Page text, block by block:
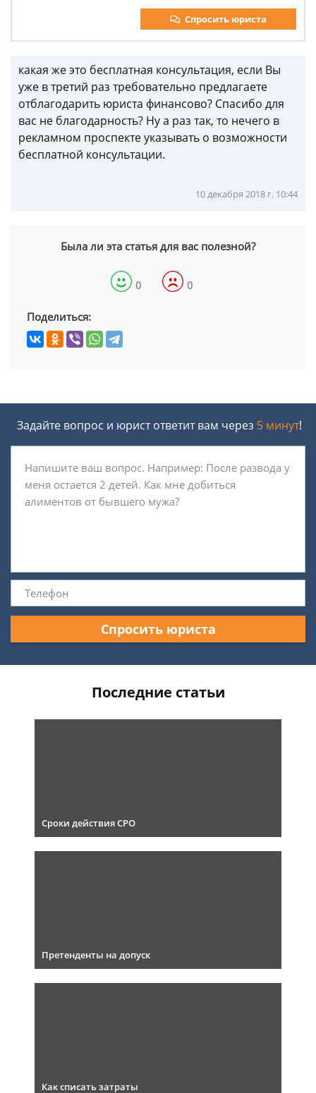
Спросить юриста
какая же это бесплатная консультация, если Вы
уже в третий раз требовательно предлагаете
отблагодарить юриста финансово? Спасибо для
вас не благодарность? Ну а раз так, то нечего в
рекламном проспекте указывать о возможности
бесплатной консультации.
10 декабря 2018 г. 10:44
Была ли эта статья для вас полезной?
0 0
Поделиться:
Задайте вопрос и юрист ответит вам через 5 минут!
Спросить юриста
Последние статьи
Сроки действия СРО
Претенденты на допуск
Как списать затраты